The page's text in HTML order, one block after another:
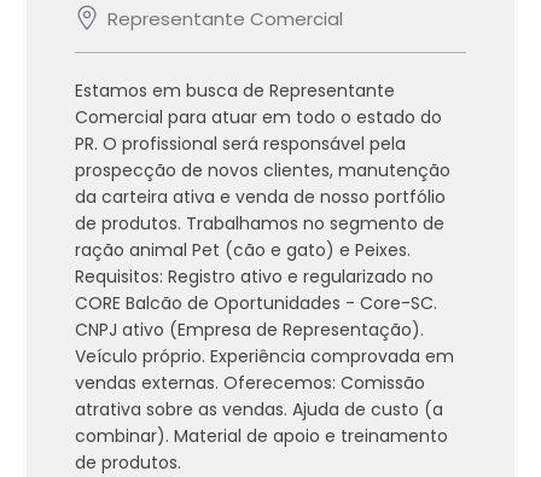
Representante Comercial
Estamos em busca de Representante
Comercial para atuar em todo o estado do
PR. O profissional será responsável pela
prospecção de novos clientes, manutenção
da carteira ativa e venda de nosso portfólio
de produtos. Trabalhamos no segmento de
ração animal Pet (cão e gato) e Peixes.
Requisitos: Registro ativo e regularizado no
CORE Balcão de Oportunidades - Core-SC.
CNPJ ativo (Empresa de Representação).
Veículo próprio. Experiência comprovada em
vendas externas. Oferecemos: Comissão
atrativa sobre as vendas. Ajuda de custo (a
combinar). Material de apoio e treinamento
de produtos.